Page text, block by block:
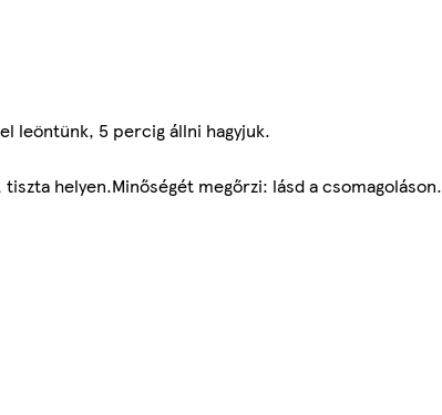
leöntünk, 5 percig állni hagyjuk.
helyen.Minőségét megőrzi: lásd a csomagoláson.